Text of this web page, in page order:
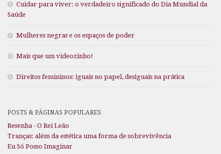
Cuidar para viver: o verdadeiro significado do Dia Mundial da
Saúde
Mulheres negras e os espaços de poder
Mais que um videozinho!
Direitos femininos: iguais no papel, desiguais na prática
POSTS & PÁGINAS POPULARES
Resenha - O Rei Leão
Tranças: além da estética uma forma de sobrevivência
Eu Só Posso Imaginar